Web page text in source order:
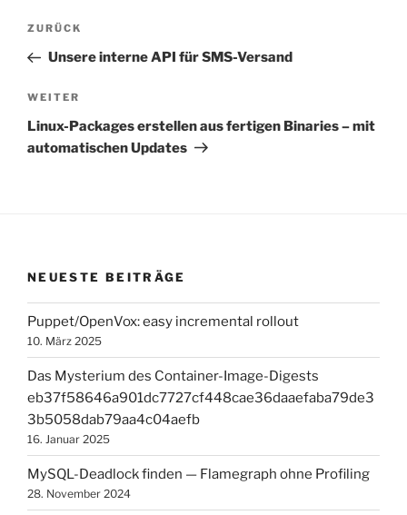
Beitragsnavigation
Vorheriger
Beitrag
ZURÜCK
Unsere interne API für SMS-Versand
Nächster
Beitrag
WEITER
Linux-Packages erstellen aus fertigen Binaries – mit
automatischen Updates
NEUESTE BEITRÄGE
Puppet/OpenVox: easy incremental rollout
10. März 2025
Das Mysterium des Container-Image-Digests
eb37f58646a901dc7727cf448cae36daaefaba79de3
3b5058dab79aa4c04aefb
16. Januar 2025
MySQL-Deadlock finden — Flamegraph ohne Profiling
28. November 2024